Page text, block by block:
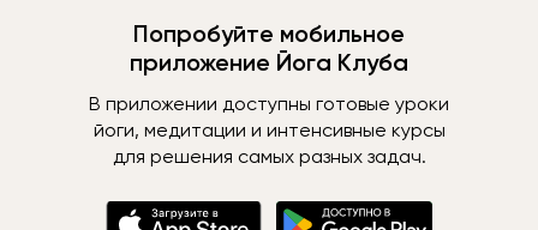
Попробуйте мобильное
приложение Йога Клуба
В приложении доступны готовые уроки
йоги, медитации и интенсивные курсы
для решения самых разных задач.